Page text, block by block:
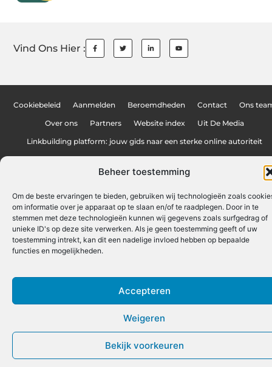
Beheer toestemming
Om de beste ervaringen te bieden, gebruiken wij technologieën zoals
om informatie over je apparaat op te slaan en/of te raadplegen. Door in te
stemmen met deze technologieën kunnen wij gegevens zoals surfgedrag of
unieke ID's op deze site verwerken. Als je geen toestemming geeft of uw
toestemming intrekt, kan dit een nadelige invloed hebben op bepaalde
functies en mogelijkheden.
Accepteren
Weigeren
Bekijk voorkeuren
Vind Ons Hier :
Cookiebeleid Aanmelden Beroemdheden Contact Ons
Over ons Partners Website index Uit De Media
Linkbuilding platform: jouw gids naar een sterke online autoriteit
Linkbuilding geld verdienen: zo bouw je een winstgevend online
All Rights Reserved © 2025
www.trendwinkelen.nl.